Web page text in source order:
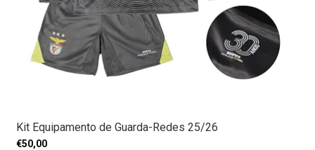
Kit Equipamento de Guarda-Redes 25/26
€50,00